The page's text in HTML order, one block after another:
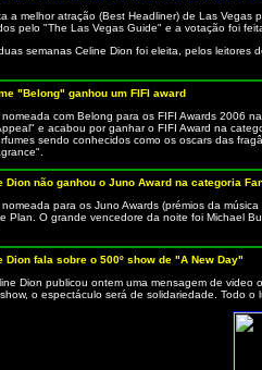
a melhor atração (Best Headliner) de Las
pelo "The Las Vegas Guide" e a votação foi
semanas Celine Dion foi eleita, pelos
"Belong" ganhou um FIFI award
com Belong para os FIFI Awards 2006
e acabou por ganhar o FIFI Award na
sendo conhecidos como os oscars das
Dion não ganhou o Juno Award na categoria
para os Juno Awards (prémios da
Plan. O grande vencedore da noite foi Michael
Dion fala sobre o 500º show de "A New Day"
Dion publicou ontem uma mensagem de
o espectáculo será de solidariedade. Todo